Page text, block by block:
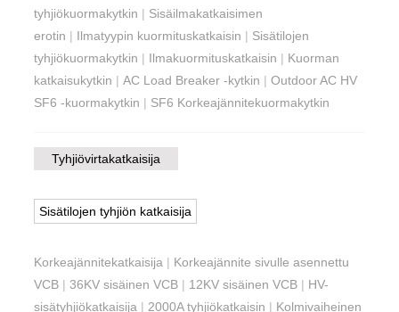
tyhjiökuormakytkin | Sisäilmakatkaisimen
erotin | Ilmatyypin kuormituskatkaisin | Sisätilojen
tyhjiökuormakytkin | Ilmakuormituskatkaisin | Kuorman
katkaisukytkin |AC Load Breaker -kytkin |Outdoor AC HV
SF6 -kuormakytkin | SF6 Korkeajännitekuormakytkin
Tyhjiövirtakatkaisija
Sisätilojen tyhjiön katkaisija
Korkeajännitekatkaisija | Korkeajännite sivulle asennettu
VCB |36KV sisäinen VCB | 12KV sisäinen VCB | HV-
sisätyhjiökatkaisija |2000A tyhjiökatkaisin | Kolmivaiheinen